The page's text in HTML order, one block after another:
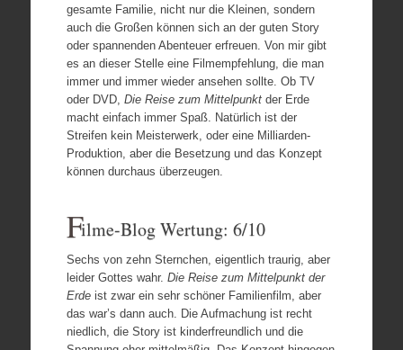
gesamte Familie, nicht nur die Kleinen, sondern
auch die Großen können sich an der guten Story
oder spannenden Abenteuer erfreuen. Von mir gibt
es an dieser Stelle eine Filmempfehlung, die man
immer und immer wieder ansehen sollte. Ob TV
oder DVD, Die Reise zum Mittelpunktder Erde
macht einfach immer Spaß. Natürlich ist der
Streifen kein Meisterwerk, oder eine Milliarden-
Produktion, aber die Besetzung und das Konzept
können durchaus überzeugen.
Filme-Blog Wertung: 6/10
Sechs von zehn Sternchen, eigentlich traurig, aber
leider Gottes wahr. Die Reise zum Mittelpunkt der
Erdeist zwar ein sehr schöner Familienfilm, aber
das war’s dann auch. Die Aufmachung ist recht
niedlich, die Story ist kinderfreundlich und die